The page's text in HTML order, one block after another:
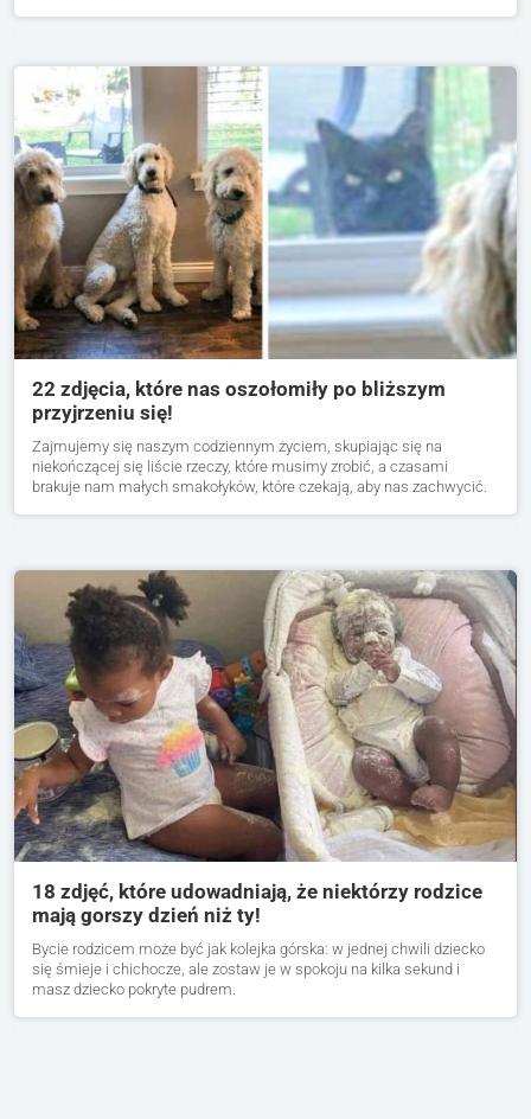
22 zdjęcia, które nas oszołomiły po bliższym
przyjrzeniu się!
Zajmujemy się naszym codziennym życiem, skupiając się na
niekończącej się liście rzeczy, które musimy zrobić, a czasami
brakuje nam małych smakołyków, które czekają, aby nas zachwycić.
18 zdjęć, które udowadniają, że niektórzy rodzice
mają gorszy dzień niż ty!
Bycie rodzicem może być jak kolejka górska: w jednej chwili dziecko
się śmieje i chichocze, ale zostaw je w spokoju na kilka sekund i
masz dziecko pokryte pudrem.